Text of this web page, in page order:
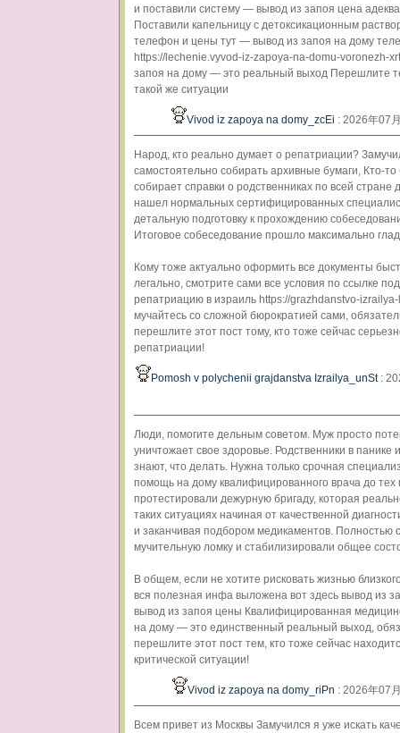
и поставили систему — вывод из запоя цена
Поставили капельницу с детоксикационным
телефон и цены тут — вывод из запоя на дому
https://lechenie.vyvod-iz-zapoya-na-domu-voronezh-
запоя на дому — это реальный выход Перешлите
такой же ситуации
Vivod iz zapoya na domy_zcEi : 2026年07
Народ, кто реально думает о репатриации?
самостоятельно собирать архивные бумаги, Кто-
собирает справки о родственниках по всей стране
нашел нормальных сертифицированных
детальную подготовку к прохождению
Итоговое собеседование прошло максимально
Кому тоже актуально оформить все документы
легально, смотрите сами все условия по ссылке
репатриацию в израиль https://grazhdanstvo-
мучайтесь со сложной бюрократией сами,
перешлите этот пост тому, кто тоже сейчас
репатриации!
Pomosh v polychenii grajdanstva Izrailya_unSt:
Люди, помогите дельным советом. Муж просто
уничтожает свое здоровье. Родственники в панике
знают, что делать. Нужна только срочная
помощь на дому квалифицированного врача до тех
протестировали дежурную бригаду, которая
таких ситуациях начиная от качественной
и заканчивая подбором медикаментов. Полностью
мучительную ломку и стабилизировали общее
В общем, если не хотите рисковать жизнью
вся полезная инфа выложена вот здесь вывод из
вывод из запоя цены Квалифицированная
на дому — это единственный реальный выход,
перешлите этот пост тем, кто тоже сейчас
критической ситуации!
Vivod iz zapoya na domy_riPn : 2026年07
Всем привет из Москвы Замучился я уже искать